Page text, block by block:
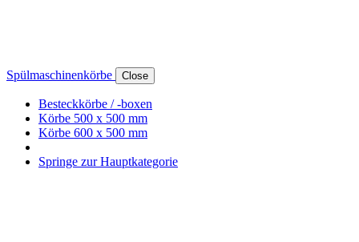
Spülmaschinenkörbe Close
Besteckkörbe / -boxen
Körbe 500 x 500 mm
Körbe 600 x 500 mm
Springe zur Hauptkategorie